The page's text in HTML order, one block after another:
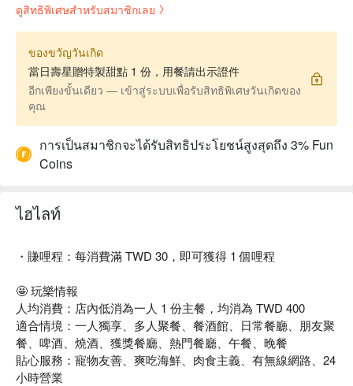
ดูสิทธิพิเศษสำหรับสมาชิกเลย
ของขวัญวันเกิด
當日壽星贈特製甜點 1 份，用餐請出示證件
อีกเพียงขั้นเดียว — เข้าสู่ระบบเพื่อรับสิทธิพิเศษวันเกิดของ
คุณ
การเป็นสมาชิกจะได้รับสิทธิประโยชน์สูงสุดถึง 3% Fun
Coins
ไฮไลท์
・賺哩程：每消費滿 TWD 30，即可獲得 1 個哩程
🤩 玩樂情報
人均消費：店內低消為一人 1 份主餐，均消為 TWD 400
適合情境：一人獨享、多人聚餐、餐酒館、日常餐廳、朋友聚
餐、啤酒、燒酒、獲獎餐廳、熱門餐廳、午餐、晚餐
貼心服務：寵物友善、爽吃海鮮、肉食主義、有無線網路、24
小時營業